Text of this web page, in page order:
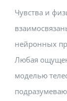
Чувства и
нейронных
Любая
моделью